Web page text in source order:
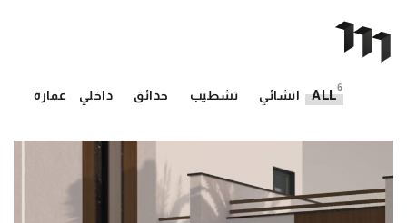
ALL
6
انشائي تشطيب حدائق داخلي عمارة